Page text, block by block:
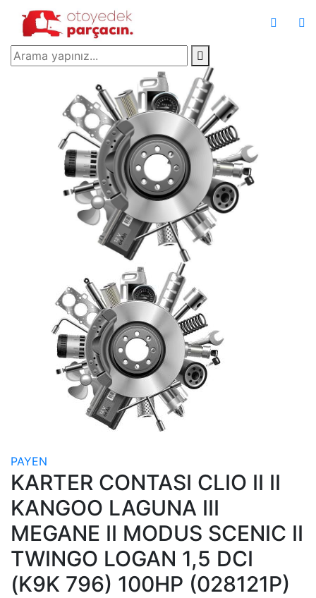
PAYEN
KARTER CONTASI CLIO II II
KANGOO LAGUNA III
MEGANE II MODUS SCENIC II
TWINGO LOGAN 1,5 DCI
(K9K 796) 100HP (028121P)